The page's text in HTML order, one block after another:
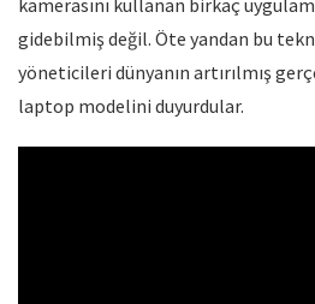
kamerasını kullanan birkaç
gidebilmiş değil. Öte yandan bu
yöneticileri dünyanın artırılmış
laptop modelini duyurdular.